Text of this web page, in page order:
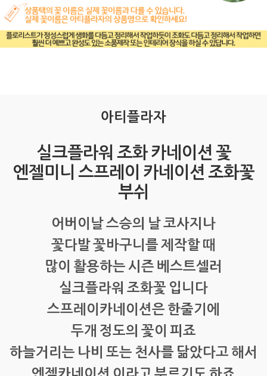
아티플라자
실크플라워 조화 카네이션 꽃
엔젤미니 스프레이 카네이션 조화꽃
부쉬
어버이날 스승의 날 코사지나
꽃다발 꽃바구니를 제작할 때
많이 활용하는 시즌 베스트셀러
실크플라워 조화꽃 입니다
스프레이카네이션은 한줄기에
두개 정도의 꽃이 피죠
하늘거리는 나비 또는 천사를 닮았다고 해서